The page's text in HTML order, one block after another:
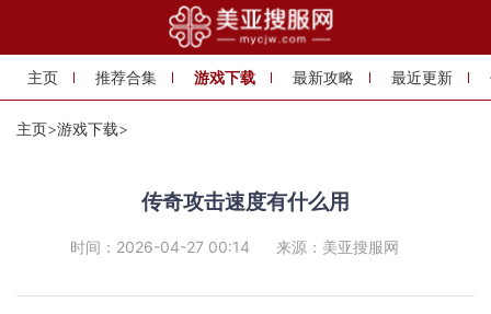
主页 推荐合集 游戏下载 最新攻略 最近更新
主页>游戏下载>
传奇攻击速度有什么用
时间：2026-04-27 00:14 来源：美亚搜服网